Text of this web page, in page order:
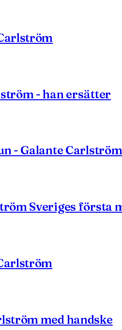
- han ersätter
- Galante
Sveriges första
med handske